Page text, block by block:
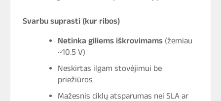
Svarbu suprasti (kur ribos)
Netinka giliems iškrovimams (žemiau
~10.5 V)
Neskirtas ilgam stovėjimui be
priežiūros
Mažesnis ciklų atsparumas nei SLA ar